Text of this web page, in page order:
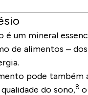
é um mineral
de alimentos –
pode também
do sono,8